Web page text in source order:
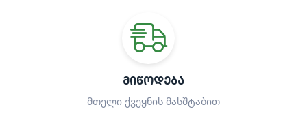
ᲛᲘᲬᲝᲓᲔᲑᲐ
მთელი ქვეყნის მასშტაბით